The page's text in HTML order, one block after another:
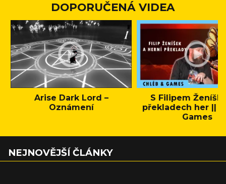
DOPORUČENÁ VIDEA
Arise Dark Lord –
Oznámení
S Filipem
překladech her ||
Games
NEJNOVĚJŠÍ ČLÁNKY